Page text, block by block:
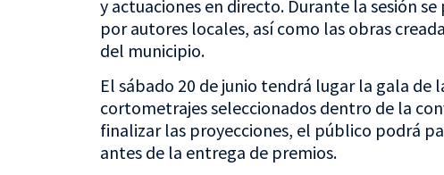
y actuaciones en directo. Durante la sesión
por autores locales, así como las obras
del municipio.
El sábado 20 de junio tendrá lugar la gala de
cortometrajes seleccionados dentro de la
finalizar las proyecciones, el público podrá
antes de la entrega de premios.